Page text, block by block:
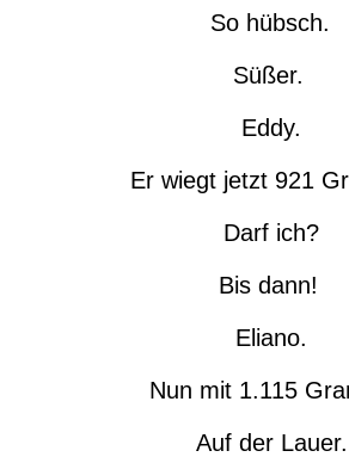
So hübsch.
Süßer.
Eddy.
Er wiegt jetzt 921
Darf ich?
Bis dann!
Eliano.
Nun mit 1.115
Auf der Lauer.